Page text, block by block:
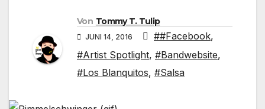
Von Tommy T. Tulip
JUNI 14, 2016 ##Facebook,
#Artist Spotlight, #Bandwebsite,
#Los Blanquitos, #Salsa